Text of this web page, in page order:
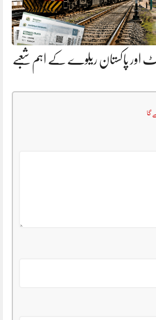
اور پاکستان ریلوے کے اہم شعبے
گا